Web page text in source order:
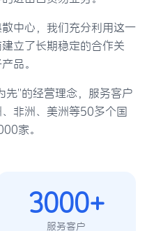
中心，我们充分利用这一
立了长期稳定的合作关
品。
先"的经营理念，服务客户
非洲、美洲等50多个国
家。
3000+
服务客户